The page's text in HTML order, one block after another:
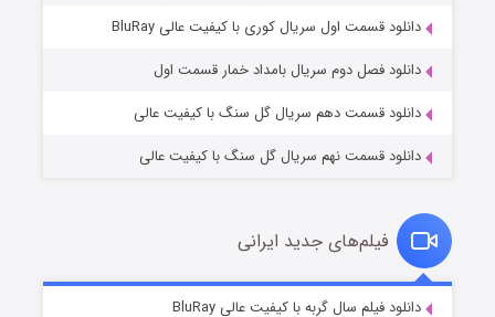
قسمت۲ (زیرنویس) منتشر شد
قسمت۷ (زیرنویس) منتشر شد
دانلود قسمت اول سریال کوری با کیفیت عالی BluRay
دانلود فصل دوم سریال بامداد خمار قسمت اول
دانلود قسمت دهم سریال گل سنگ با کیفیت عالی
دانلود قسمت نهم سریال گل سنگ با کیفیت عالی
فیلم‌های جدید ایرانی
دانلود فیلم سال گربه با کیفیت عالی BluRay